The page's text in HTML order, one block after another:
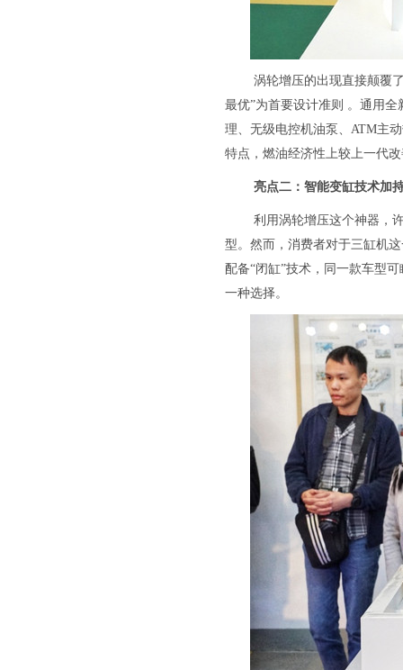
涡轮增压的出现直接颠覆
最优”为首要设计准则 。通用
理、无级电控机油泵、ATM主
特点，燃油经济性上较上一代
亮点二：智能变缸技术加
利用涡轮增压这个神器，
型。然而，消费者对于三缸机
配备“闭缸”技术，同一款车型
一种选择。